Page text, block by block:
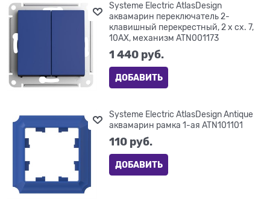
Systeme Electric AtlasDesign
аквамарин переключатель 2-
клавишный перекрестный, 2 x сх. 7,
10АХ, механизм ATN001173
1 440 руб.
ДОБАВИТЬ
Systeme Electric AtlasDesign Antique
аквамарин рамка 1-ая ATN101101
110 руб.
ДОБАВИТЬ